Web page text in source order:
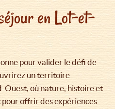
en Lot-et-
pour valider le défi de
un territoire
où nature, histoire et
offrir des expériences